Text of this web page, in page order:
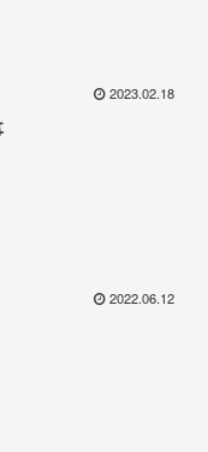
2023.02.18
2022.06.12